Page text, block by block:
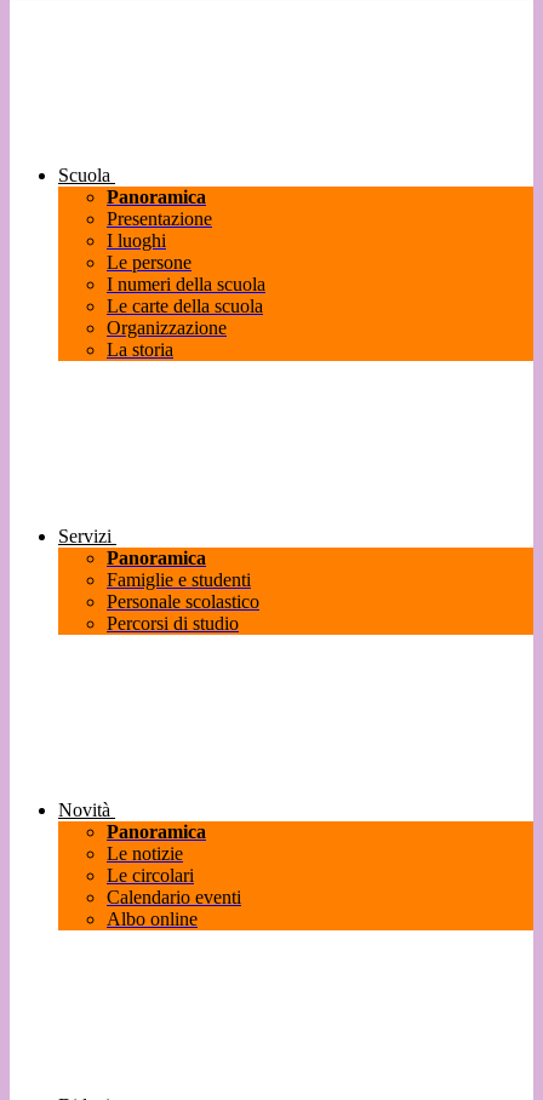
Scuola
Panoramica
Presentazione
I luoghi
Le persone
I numeri della scuola
Le carte della scuola
Organizzazione
La storia
Servizi
Panoramica
Famiglie e studenti
Personale scolastico
Percorsi di studio
Novità
Panoramica
Le notizie
Le circolari
Calendario eventi
Albo online